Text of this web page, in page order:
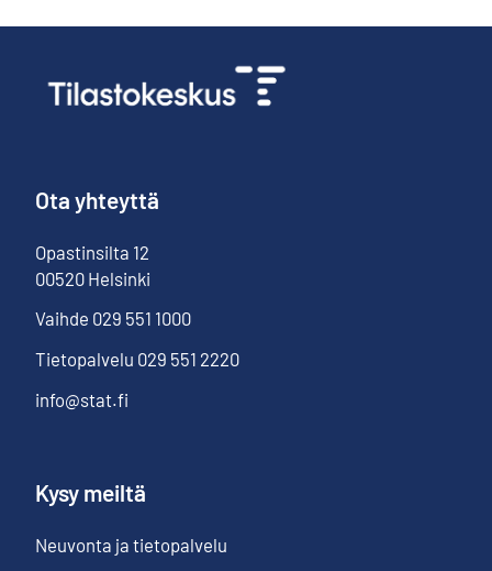
Ota yhteyttä
Opastinsilta 12
00520 Helsinki
Vaihde 029 551 1000
Tietopalvelu 029 551 2220
info@stat.fi
Kysy meiltä
Neuvonta ja tietopalvelu